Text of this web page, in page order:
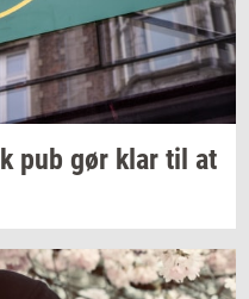
pub gør klar til at